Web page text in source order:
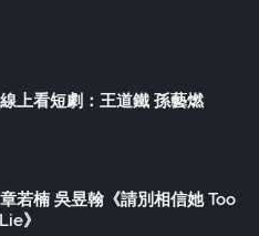
線上看短劇：王道鐵 孫藝燃
若楠 吳昱翰《請別相信她 Too
》